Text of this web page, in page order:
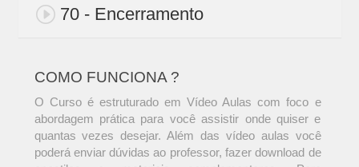
70 - Encerramento
COMO FUNCIONA ?
O Curso é estruturado em Vídeo Aulas com foco e
abordagem prática para você assistir onde quiser e
quantas vezes desejar. Além das vídeo aulas você
poderá enviar dúvidas ao professor, fazer download de